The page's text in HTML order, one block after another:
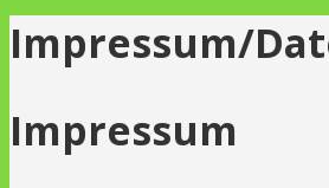
Impressum/
Impressum